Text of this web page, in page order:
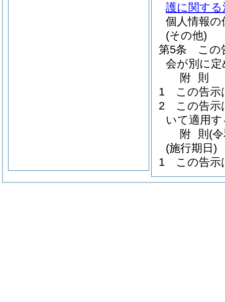
護に関す
個人情報
(その他)
第5条
この
会が別に
附 則
1
この告示
2
この告示
いて適用
附 則 (
(施行期日)
1
この告示